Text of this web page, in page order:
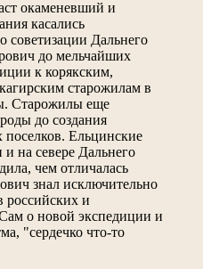
окаменевший и
касались
советизации Дальнего
до мельчайших
к корякским,
старожилам в
Старожилы еще
до создания
поселков. Ельцинские
на севере Дальнего
чем отличалась
знал исключительно
российских и
о новой экспедиции и
"сердечко что-то